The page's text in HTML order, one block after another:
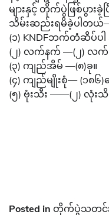
များနှင့် တိုက်ပွဲဖြစ်ပွာ
သိမ်းဆည်းရမိခဲ့ပါတယ်
(၁) KNDFဘက်တံဆိပ်ပါ
(၂) လက်နက် —(၂) လက်
(၃) ကျည်အိမ် —(၈)ခု။
(၄) ကျည်မျိုးစုံ— (၁၈၆)
(၅) ဗုံးသီး ——(၂) လုံး
Posted in တိုက်ပွဲသတင်